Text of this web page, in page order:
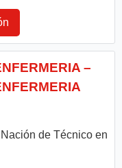
–
de Técnico en